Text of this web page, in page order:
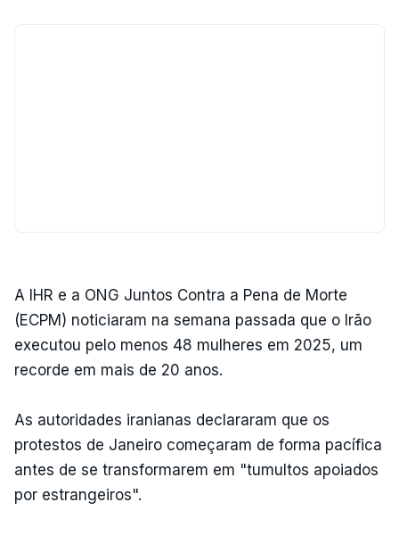
A IHR e a ONG Juntos Contra a Pena de Morte
(ECPM) noticiaram na semana passada que o Irão
executou pelo menos 48 mulheres em 2025, um
recorde em mais de 20 anos.
As autoridades iranianas declararam que os
protestos de Janeiro começaram de forma pacífica
antes de se transformarem em "tumultos apoiados
por estrangeiros".